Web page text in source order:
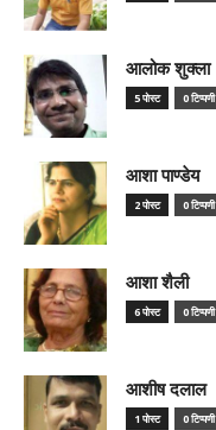
आलोक शुक्ला
5 पोस्ट 0 टिप्पणी
आशा पाण्डेय
2 पोस्ट 0 टिप्पणी
आशा शैली
6 पोस्ट 0 टिप्पणी
आशीष दलाल
1 पोस्ट 0 टिप्पणी